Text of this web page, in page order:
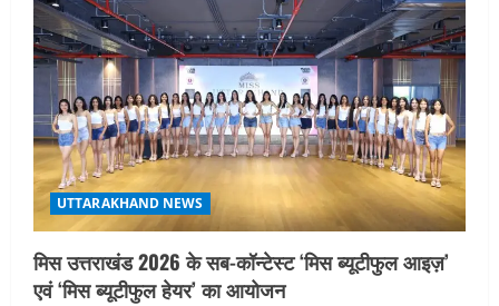
UTTARAKHAND NEWS
मिस उत्तराखंड 2026 के सब-कॉन्टेस्ट ‘मिस ब्यूटीफुल आइज़’
एवं ‘मिस ब्यूटीफुल हेयर’ का आयोजन